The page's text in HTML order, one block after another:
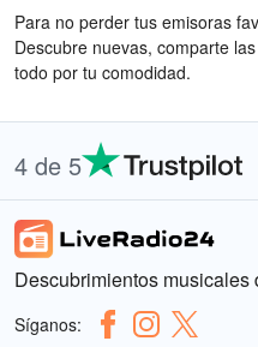
Para no perder tus emisoras
Descubre nuevas, comparte
todo por tu comodidad.
4 de 5
Descubrimientos musicales
Síganos: